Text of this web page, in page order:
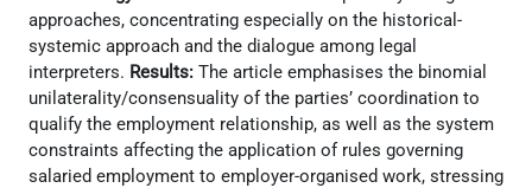
approaches, concentrating especially on the historical-
systemic approach and the dialogue among legal
interpreters. Results: The article emphasises the binomial
unilaterality/consensuality of the parties’ coordination to
qualify the employment relationship, as well as the system
constraints affecting the application of rules governing
salaried employment to employer-organised work, stressing